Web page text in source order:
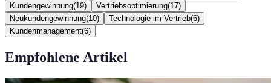
Kundengewinnung(19) Vertriebsoptimierung(17)
Neukundengewinnung(10) Technologie im Vertrieb(6)
Kundenmanagement(6)
Empfohlene Artikel